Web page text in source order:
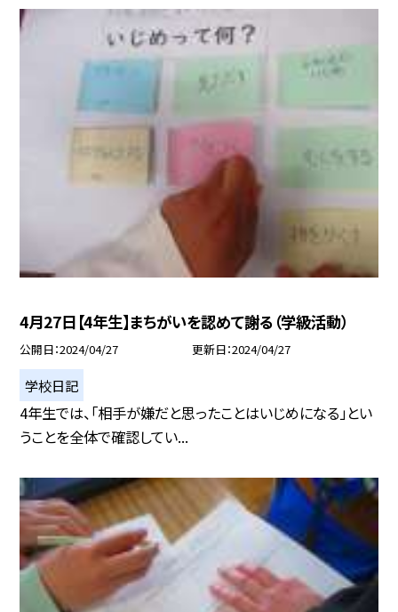
4月27日【4年生】まちがいを認めて謝る（学級活動）
公開日 2024/04/27 更新日 2024/04/27
学校日記
4年生では、「相手が嫌だと思ったことはいじめになる」とい
うことを全体で確認してい...